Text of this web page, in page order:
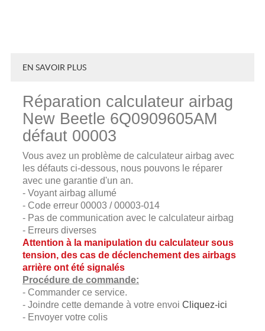
EN SAVOIR PLUS
Réparation calculateur airbag
New Beetle 6Q0909605AM
défaut 00003
Vous avez un problème de calculateur airbag avec
les défauts ci-dessous, nous pouvons le réparer
avec une garantie d'un an.
- Voyant airbag allumé
- Code erreur 00003 / 00003-014
- Pas de communication avec le calculateur airbag
- Erreurs diverses
Attention à la manipulation du calculateur sous
tension, des cas de déclenchement des airbags
arrière ont été signalés
Procédure de commande:
- Commander ce service.
- Joindre cette demande à votre envoi Cliquez-ici
- Envoyer votre colis